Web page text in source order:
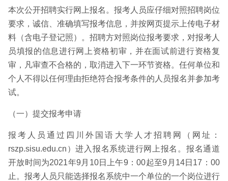
本次公开招聘实行网上报名。报考人员应仔细对照招聘岗位
要求，诚信、准确填写报考信息，并按网页提示上传电子材
料（含电子登记照）。招聘方对照岗位报考要求，对报考人
员填报的信息进行网上资格初审，并在面试前进行资格复
审，凡审查不合格的，取消进入下一环节资格。任何单位和
个人不得以任何理由拒绝符合报考条件的人员报名并参加考
试。
（一）提交报考申请
报考人员通过四川外国语大学人才招聘网（网址：
rszp.sisu.edu.cn）进入报名系统进行网上报名。报名通道
开放时间为2021年9月10日上午9：00起至9月14日17：00
止。报考人员只能选择报名系统中一个单位的一个岗位进行